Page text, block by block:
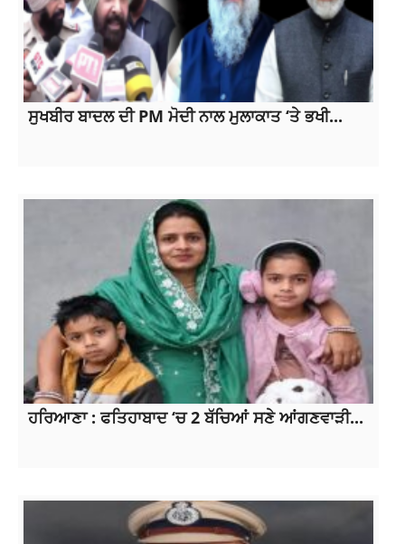
ਸੁਖਬੀਰ ਬਾਦਲ ਦੀ PM ਮੋਦੀ ਨਾਲ ਮੁਲਾਕਾਤ ‘ਤੇ ਭਖੀ...
ਹਰਿਆਣਾ : ਫਤਿਹਾਬਾਦ ‘ਚ 2 ਬੱਚਿਆਂ ਸਣੇ ਆਂਗਣਵਾੜੀ...